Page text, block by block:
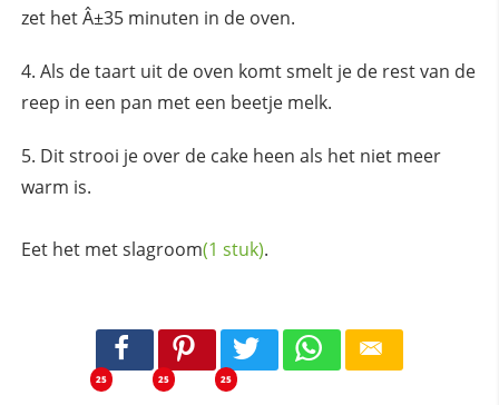
zet het Â±35 minuten in de oven.
Als de taart uit de oven komt smelt je de rest van de
reep in een pan met een beetje melk.
Dit strooi je over de cake heen als het niet meer
warm is.
Eet het metslagroom(1 stuk).
25 25 25